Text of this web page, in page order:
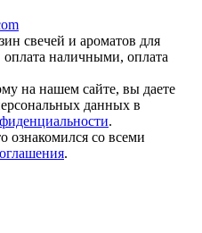
свечей и ароматов для
оплата наличными, оплата
на нашем сайте, вы даете
данных в
.
ознакомился со всеми
.